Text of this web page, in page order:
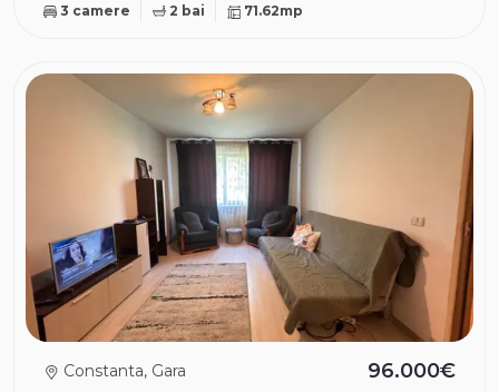
3 camere 2 bai 71.62mp
Constanta, Gara 96.000€